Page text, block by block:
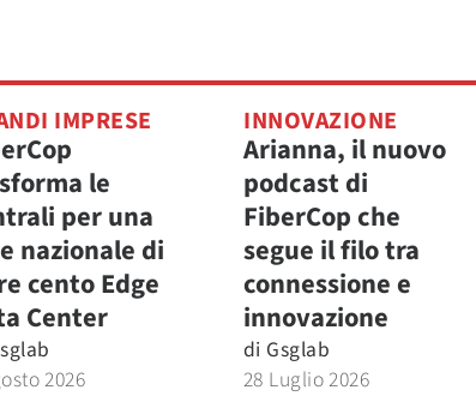
IMPRESE
le
per una
nazionale di
cento Edge
Center
2026
INNOVAZIONE
Arianna, il nuovo
podcast di
FiberCop che
segue il filo tra
connessione e
innovazione
di Gsglab
28 Luglio 2026